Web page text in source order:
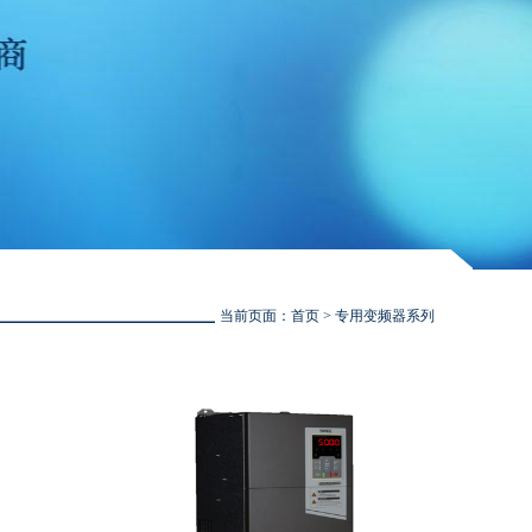
当前页面： 首页 > 专用变频器系列